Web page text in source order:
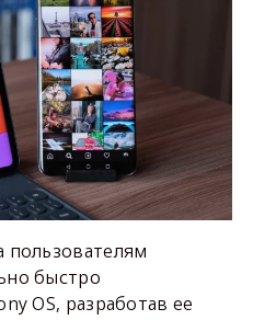
пользователям
быстро
OS, разработав ее